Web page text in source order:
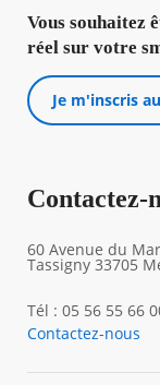
Vous souhaitez
réel sur votre
Je m'inscris
Contactez-
60 Avenue du
Tassigny 33705
Tél : 05 56 55 66
Contactez-nous